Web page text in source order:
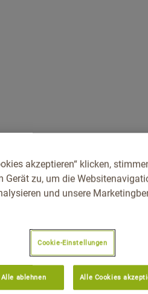
akzeptieren“ klicken,
Gerät zu, um die
und unsere
Cookie-Einstellungen
Alle ablehnen Alle Cookies